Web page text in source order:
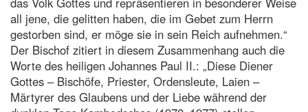
all jene, die gelitten haben, die im Gebet zum Herrn
gestorben sind, er möge sie in sein Reich aufnehmen.“
Der Bischof zitiert in diesem Zusammenhang auch die
Worte des heiligen Johannes Paul II.: „Diese Diener
Gottes – Bischöfe, Priester, Ordensleute, Laien –
Märtyrer des Glaubens und der Liebe während der